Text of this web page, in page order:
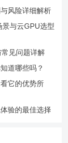
风险详细解析
与云GPU选型
见问题详解
道哪些吗？
它的优势所
验的最佳选择